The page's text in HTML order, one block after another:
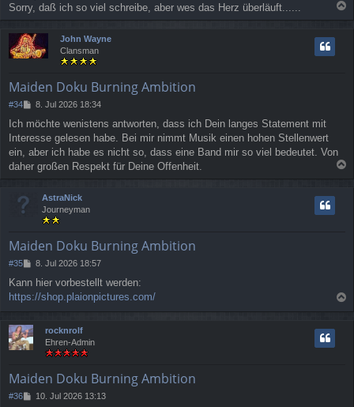
Sorry, daß ich so viel schreibe, aber wes das Herz überläuft......
a
John Wayne
Clansman
Maiden Doku Burning Ambition
#34
B
i
t
r
a
8. Jul 2026 18:34
Ich möchte wenistens antworten, dass ich Dein langes Statement mit
Interesse gelesen habe. Bei mir nimmt Musik einen hohen Stellenwert
ein, aber ich habe es nicht so, dass eine Band mir so viel bedeutet. Von
daher großen Respekt für Deine Offenheit.
AstraNick
Journeyman
Maiden Doku Burning Ambition
#35
B
i
t
r
g
8. Jul 2026 18:57
Kann hier vorbestellt werden:
https://shop.plaionpictures.com/
a
rocknrolf
Ehren-Admin
Maiden Doku Burning Ambition
#36
B10. Jul 2026 13:13